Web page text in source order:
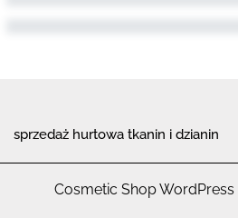
sprzedaż hurtowa tkanin i dzianin
Cosmetic Shop